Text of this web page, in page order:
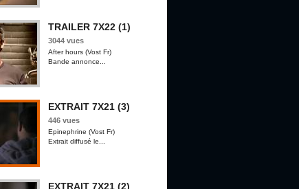
TRAILER 7X22 (1)
3044 vues
After hours (Vost Fr)
Bande annonce...
EXTRAIT 7X21 (3)
446 vues
Epinephrine (Vost Fr)
Extrait diffusé le...
EXTRAIT 7X21 (2)